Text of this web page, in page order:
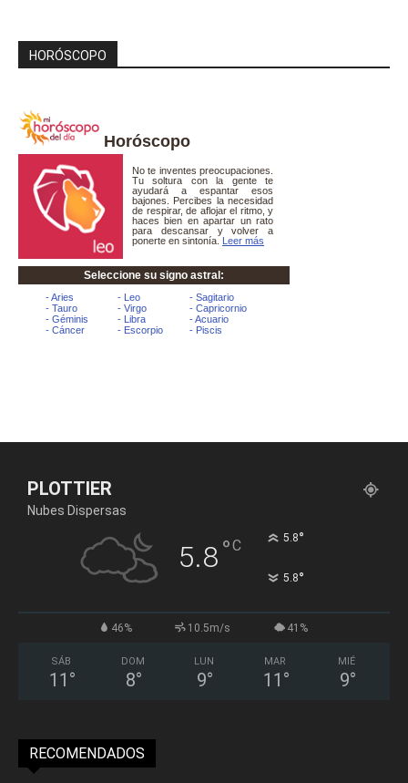
HORÓSCOPO
Horóscopo
PLOTTIER
Nubes Dispersas
5.8°C 5.8°
5.8°
46% 10.5m/s 41%
SÁB
11 °
DOM
8°
LUN
9°
MAR
11 °
MIÉ
9°
RECOMENDADOS